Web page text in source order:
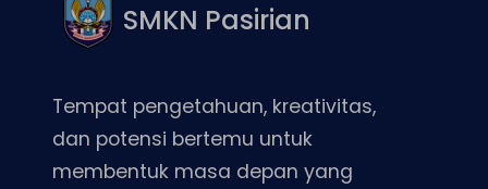
SMKN Pasirian
Tempat pengetahuan, kreativitas,
dan potensi bertemu untuk
membentuk masa depan yang